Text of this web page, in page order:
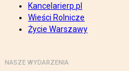
Kancelarierp.pl
Wieści Rolnicze
Życie Warszawy
NASZE WYDARZENIA